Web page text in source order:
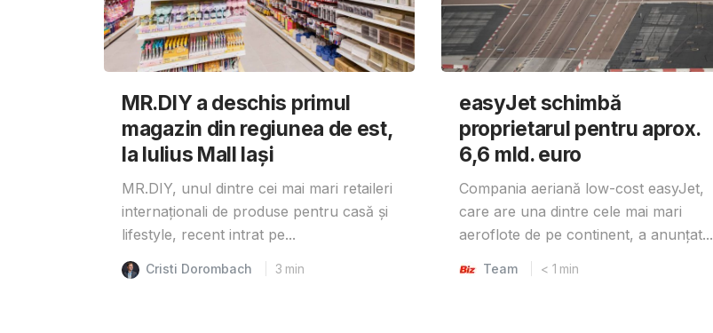
MR.DIY a deschis primul
magazin din regiunea de est,
la Iulius Mall Iași
MR.DIY, unul dintre cei mai mari retaileri
internaționali de produse pentru casă și
lifestyle, recent intrat pe...
Cristi Dorombach 3 min
easyJet schimbă
proprietarul pentru aprox.
6,6 mld. euro
Compania aeriană low-cost easyJet,
care are una dintre cele mai mari
aeroflote de pe continent, a anunțat...
Team < 1 min